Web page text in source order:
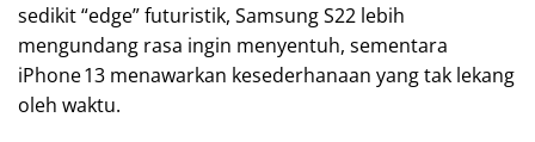
sedikit “edge” futuristik, Samsung S22 lebih
mengundang rasa ingin menyentuh, sementara
iPhone 13 menawarkan kesederhanaan yang tak lekang
oleh waktu.